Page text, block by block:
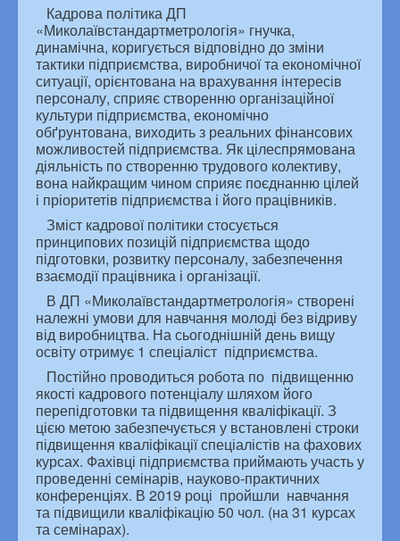
Кадрова політика ДП
«Миколаївстандартметрологія» гнучка,
динамічна, коригується відповідно до зміни
тактики підприємства, виробничої та економічної
ситуації, орієнтована на врахування інтересів
персоналу, сприяє створенню організаційної
культури підприємства, економічно
обґрунтована, виходить з реальних фінансових
можливостей підприємства. Як цілеспрямована
діяльність по створенню трудового колективу,
вона найкращим чином сприяє поєднанню цілей
і пріоритетів підприємства і його працівників.
Зміст кадрової політики стосується
принципових позицій підприємства щодо
підготовки, розвитку персоналу, забезпечення
взаємодії працівника і організації.
В ДП «Миколаївстандартметрологія» створені
належні умови для навчання молоді без відриву
від виробництва. На сьогоднішній день вищу
освіту отримує 1 спеціаліст підприємства.
Постійно проводиться робота по підвищенню
якості кадрового потенціалу шляхом його
перепідготовки та підвищення кваліфікації. З
цією метою забезпечується у встановлені строки
підвищення кваліфікації спеціалістів на фахових
курсах. Фахівці підприємства приймають участь у
проведенні семінарів, науково-практичних
конференціях. В 2019 році пройшли навчання
та підвищили кваліфікацію 50 чол. (на 31 курсах
та семінарах).